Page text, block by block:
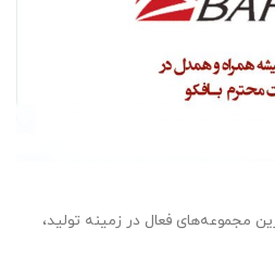
مجموعه‌های فعال در زمینه تولید،